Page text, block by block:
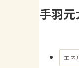
手羽
エネ